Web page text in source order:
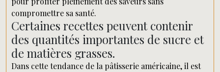
compromettre sa santé.
Certaines recettes peuvent contenir
des quantités importantes de sucre et
de matières grasses.
Dans cette tendance de la pâtisserie américaine, il est